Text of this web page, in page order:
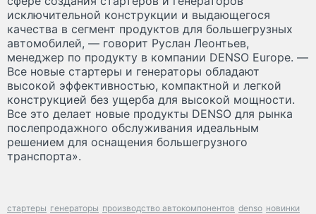
исключительной конструкции и выдающегося
качества в сегмент продуктов для большегрузных
автомобилей, — говорит Руслан Леонтьев,
менеджер по продукту в компании DENSO Europe. —
Все новые стартеры и генераторы обладают
высокой эффективностью, компактной и легкой
конструкцией без ущерба для высокой мощности.
Все это делает новые продукты DENSO для рынка
послепродажного обслуживания идеальным
решением для оснащения большегрузного
транспорта».
стартеры генераторы производство автокомпонентов denso новинки